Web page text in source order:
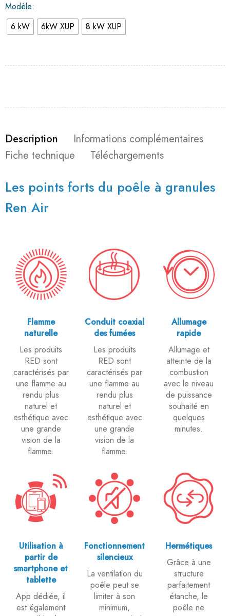
Modèle
6 kW
6kW XUP 8 kW XUP
Description
Informations complémentaires
Fiche technique
Téléchargements
Les points forts du poêle à granules
Ren Air
Flamme
naturelle
Les produits
RED sont
caractérisés par
une flamme au
rendu plus
naturel et
esthétique avec
une grande
vision de la
flamme.
Conduit coaxial
des fumées
Les produits
RED sont
caractérisés par
une flamme au
rendu plus
naturel et
esthétique avec
une grande
vision de la
flamme.
Allumage
rapide
Allumage et
atteinte de la
combustion
avec le niveau
de puissance
souhaité en
quelques
minutes.
Utilisation à
partir de
smartphone et
tablette
App dédiée, il
est également
Fonctionnement
silencieux
La ventilation du
poêle peut se
limiter à son
minimum,
Hermétiques
Grâce à une
structure
parfaitement
étanche, le
poêle ne